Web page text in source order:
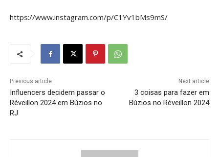
https://www.instagram.com/p/C1Yv1bMs9mS/
Previous article
Influencers decidem passar o
Réveillon 2024 em Búzios no
RJ
Next article
3 coisas para fazer em
Búzios no Réveillon 2024